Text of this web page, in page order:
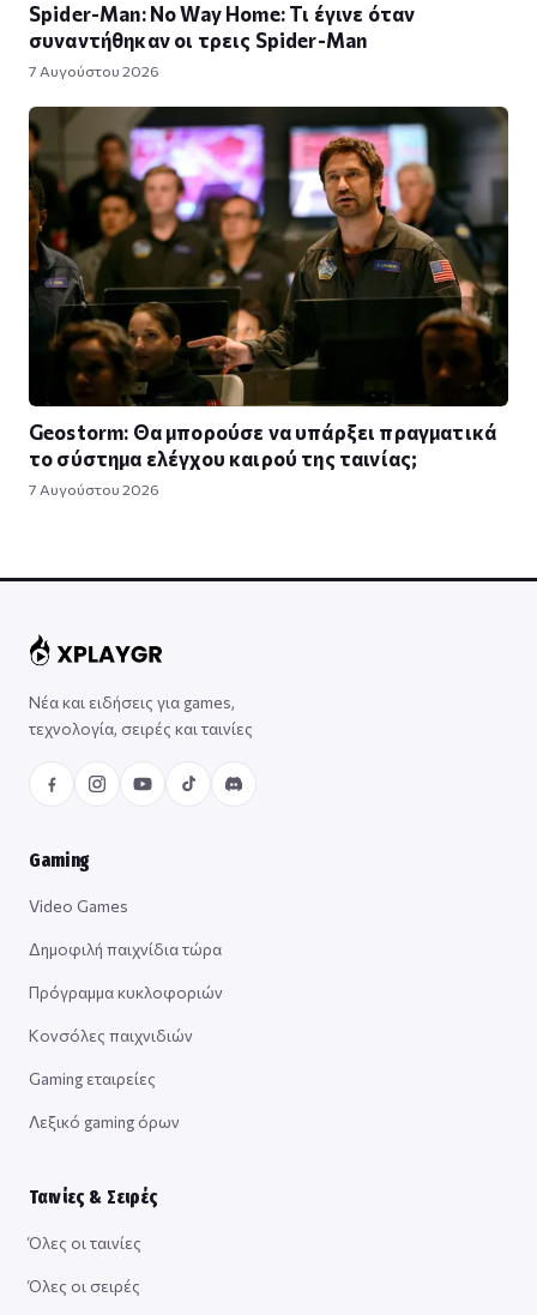
Spider-Man: No Way Home: Τι έγινε όταν
συναντήθηκαν οι τρεις Spider-Man
7 Αυγούστου 2026
Geostorm: Θα μπορούσε να υπάρξει πραγματικά
το σύστημα ελέγχου καιρού της ταινίας;
7 Αυγούστου 2026
Νέα και ειδήσεις για games,
τεχνολογία, σειρές και ταινίες
Gaming
Video Games
Δημοφιλή παιχνίδια τώρα
Πρόγραμμα κυκλοφοριών
Κονσόλες παιχνιδιών
Gaming εταιρείες
Λεξικό gaming όρων
Ταινίες & Σειρές
Όλες οι ταινίες
Όλες οι σειρές